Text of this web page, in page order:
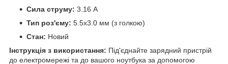
Сила струму: 3.16 А
Тип роз'єму: 5.5x3.0 мм (з голкою)
Стан: Новий
Інструкція з використання: Під'єднайте зарядний пристрій
до електромережі та до вашого ноутбука за допомогою